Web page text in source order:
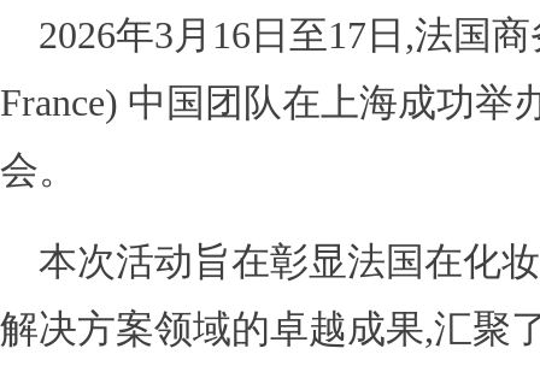
2026年3月16日至17日,法国
France) 中国团队在上海成功举
会。
本次活动旨在彰显法国在化
解决方案领域的卓越成果,汇聚